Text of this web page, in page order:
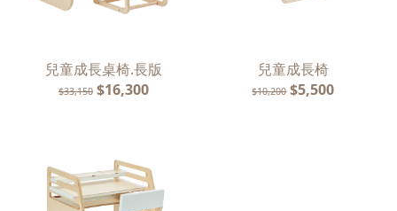
兒童成長桌椅.長版
$33,150 $16,300
兒童成長椅
$10,200 $5,500